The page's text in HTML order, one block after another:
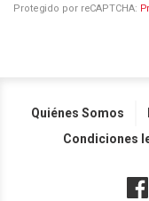
Protegido por reCAPTCHA:
Quiénes Somos
Condiciones